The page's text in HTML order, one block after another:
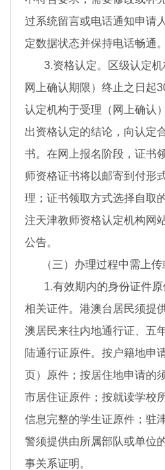
过系统留言或电话通知申请
定数据状态并保持电话畅通。
3.资格认定。区级认定机
网上确认期限）终止之日起
认定机构于受理（网上确认
出资格认定的结论，向认定
书。在网上报名阶段，证书
师资格证书将以邮寄到付形
理；证书领取方式选择自取
注天津教师资格认定机构网
公告。
（三）办理过程中需上传
1.有效期内的身份证件原
相关证件。港澳台居民须提
澳居民来往内地通行证、五
陆通行证原件。按户籍地申
页）原件；按居住地申请的
市居住证原件；按就读学校
信息完整的学生证原件；驻
警须提供由所属部队或单位
事关系证明。